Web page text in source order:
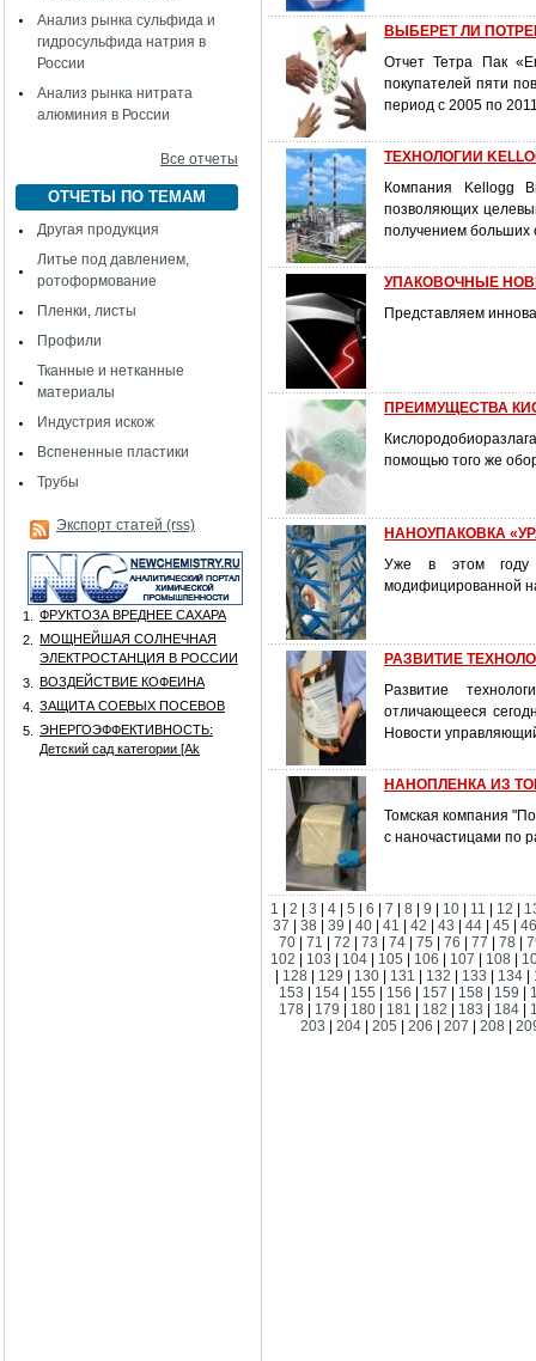
Анализ рынка сульфида и
гидросульфида натрия в
России
Анализ рынка нитрата
алюминия в России
Все отчеты
ОТЧЕТЫ ПО ТЕМАМ
Другая продукция
Литье под давлением,
ротоформование
Пленки, листы
Профили
Тканные и нетканные
материалы
Индустрия искож
Вспененные пластики
Трубы
Экспорт статей (rss)
1.
ФРУКТОЗА ВРЕДНЕЕ САХАРА
2.
МОЩНЕЙШАЯ СОЛНЕЧНАЯ
ЭЛЕКТРОСТАНЦИЯ В РОССИИ
3.
ВОЗДЕЙСТВИЕ КОФЕИНА
4.
ЗАЩИТА СОЕВЫХ ПОСЕВОВ
5.
ЭНЕРГОЭФФЕКТИВНОСТЬ:
Детский сад категории [Аk
ВЫБЕРЕТ ЛИ
Отчет Тетра Пак
покупателей пяти
период с 2005 по
ТЕХНОЛОГИИ
Компания Kellogg
позволяющих
получением больших
УПАКОВОЧНЫЕ
Представляем
ПРЕИМУЩЕСТВА
помощью того же
НАНОУПАКОВКА
Уже в этом году
модифицированной
РАЗВИТИЕ
Развитие
отличающееся
Новости
НАНОПЛЕНКА ИЗ
Томская компания
с наночастицами по
1 2 3 4 5 6 7 8 9 10 11 12
37
|38 |39 |40 |41 |42 |43 |44 |45 |
70
71 72 73 74 75 76 77 78
102
103 104 105 106 107 108
128 129 130 131 132 133 134
153
154 155 156 157 158 159
178
179 180 181 182 183 184
203
|204 |205 |206 |207 |208 |